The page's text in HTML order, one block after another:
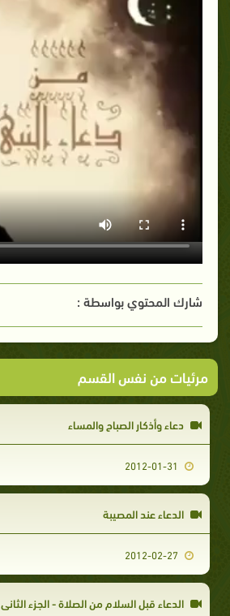
شارك المحتوي بواسطة :
مرئيات من نفس القسم
دعاء وأذكار الصباح والمساء
الدعاء عند المصيبة
الدعاء قبل السلام من الصلاة - الجزء الثاني